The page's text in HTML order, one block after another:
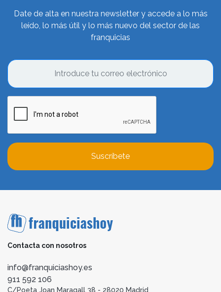
Date de alta en nuestra newsletter y accede a lo más
leído, lo más útil y lo más nuevo del sector de las
franquicias
Suscríbete
Contacta con nosotros
info@franquiciashoy.es
911 592 106
C/Poeta Joan Maragall 38 - 28020 Madrid